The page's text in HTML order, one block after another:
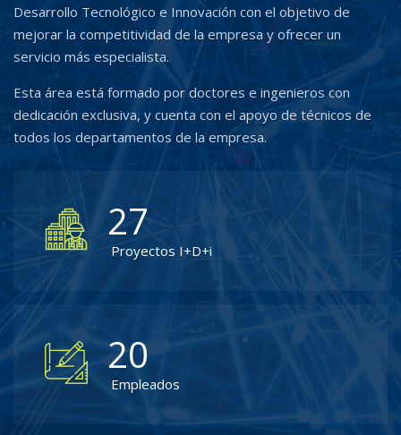
Desarrollo Tecnológico e Innovación con el objetivo de
mejorar la competitividad de la empresa y ofrecer un
servicio más especialista.
Esta área está formado por doctores e ingenieros con
dedicación exclusiva, y cuenta con el apoyo de técnicos de
todos los departamentos de la empresa.
27
Proyectos I+D+i
20
Empleados